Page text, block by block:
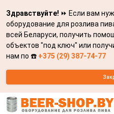
Здравствуйте! ⏩ Если вам
оборудование для розлива
всей Беларуси, получить
объектов "под ключ" или
нам по ☎️ +375 (29) 387-74-77